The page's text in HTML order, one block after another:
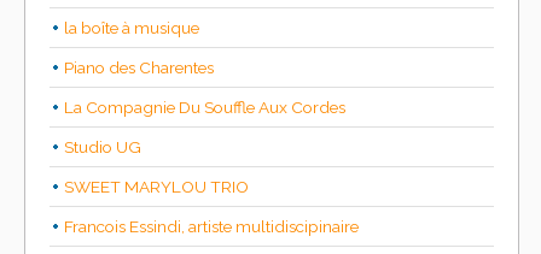
la boîte à musique
Piano des Charentes
La Compagnie Du Souffle Aux Cordes
Studio UG
SWEET MARYLOU TRIO
Francois Essindi, artiste multidiscipinaire